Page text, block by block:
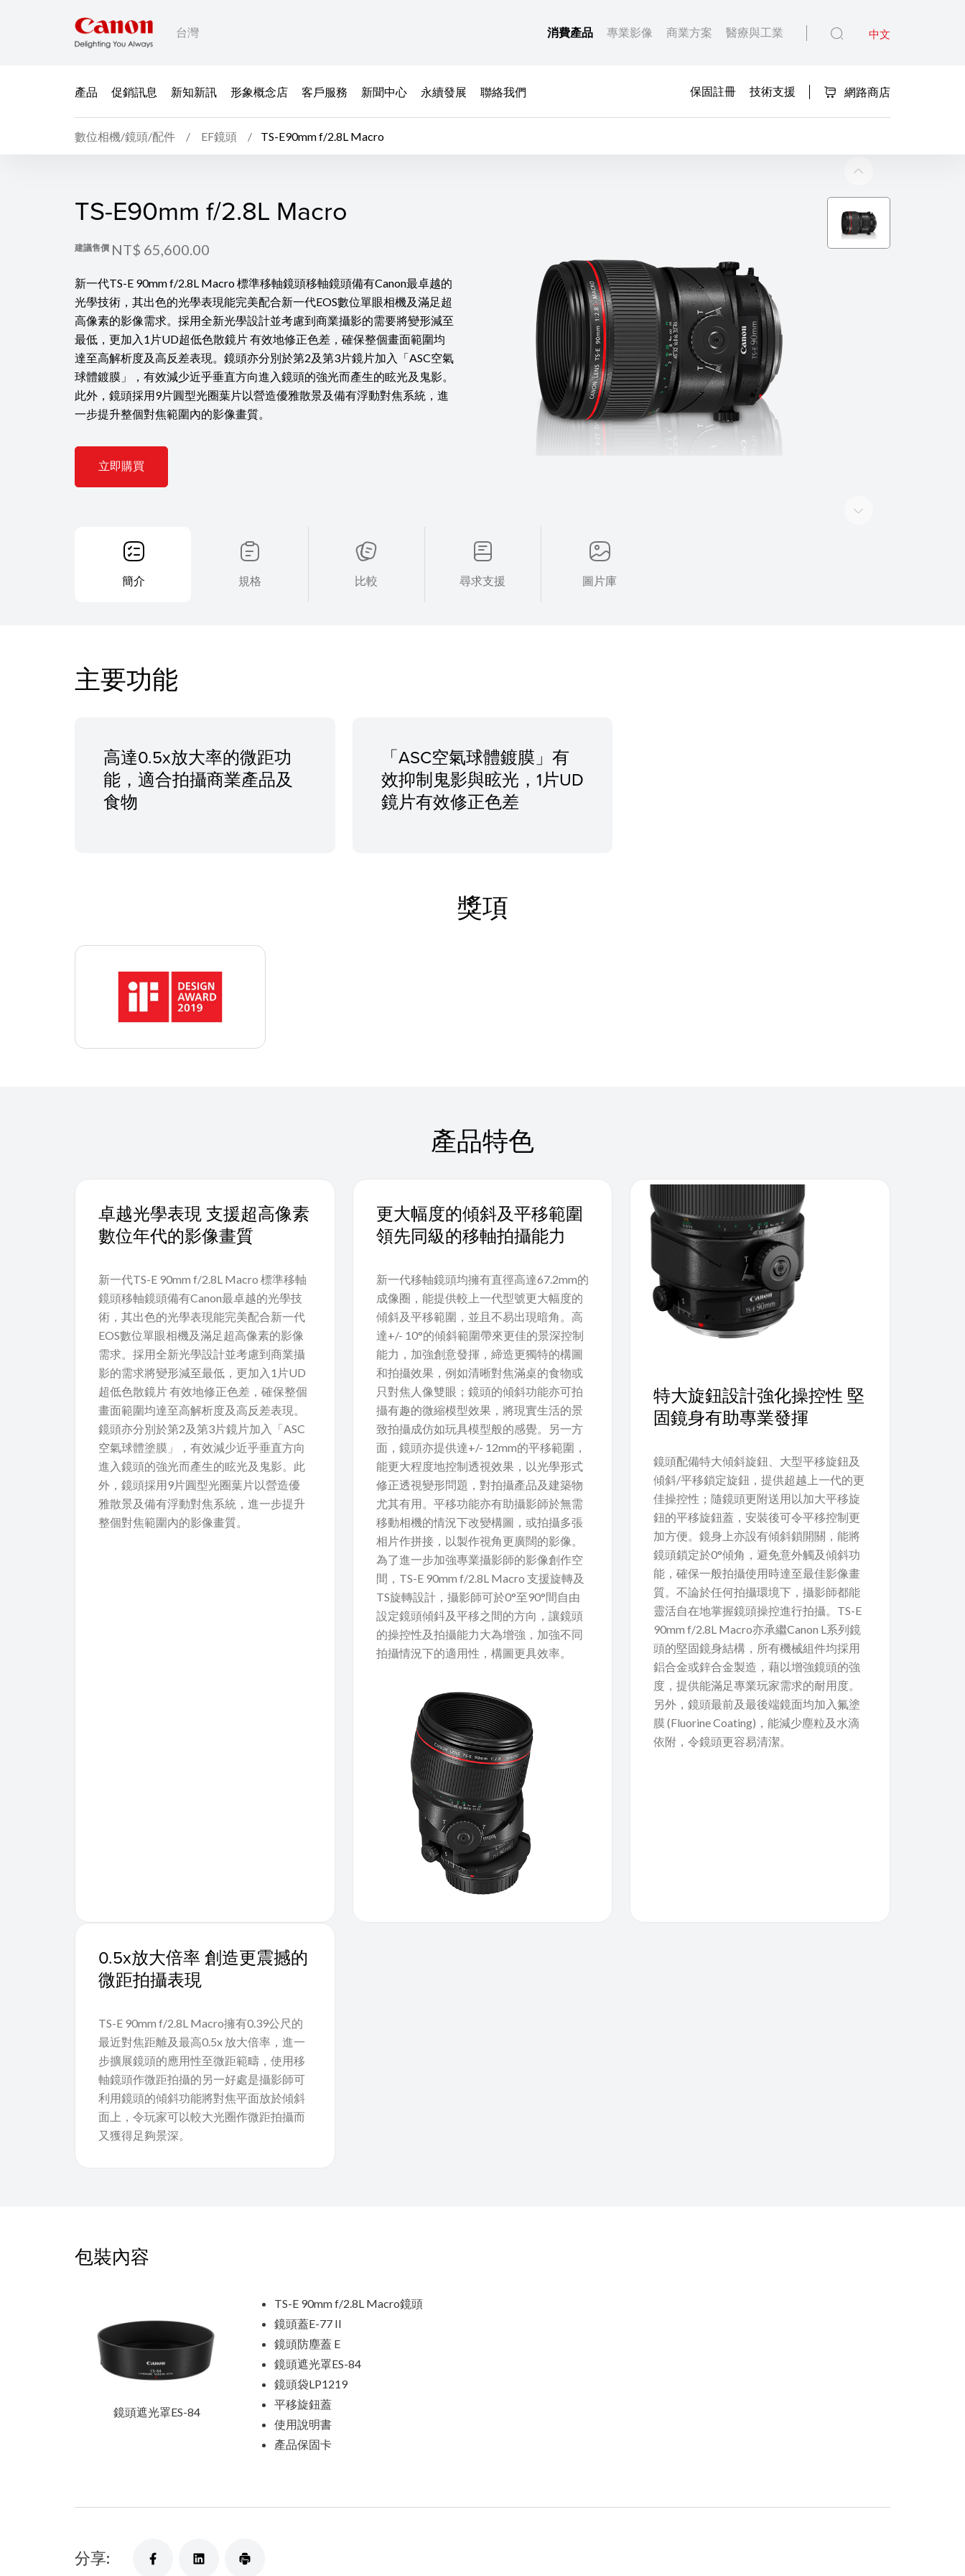
台灣 消費產品 專業影像 商業方案 醫療與工業 中文
產品 促銷訊息 新知新訊 形象概念店 客戶服務 新聞中心 永續發展 聯絡我們 保固註冊 技術支援 網路商店
數位相機/鏡頭/配件 EF鏡頭 TS-E90mm f/2.8L Macro
TS-E90mm f/2.8L Macro
TS-E90mm f/2.8L Macro
建議售價 NT$ 65,600.00
新一代TS-E 90mm f/2.8L Macro 標準移軸鏡頭移軸鏡頭備有Canon最卓越的
光學技術，其出色的光學表現能完美配合新一代EOS數位單眼相機及滿足超
高像素的影像需求。採用全新光學設計並考慮到商業攝影的需要將變形減至
最低，更加入1片UD超低色散鏡片 有效地修正色差，確保整個畫面範圍均
達至高解析度及高反差表現。鏡頭亦分別於第2及第3片鏡片加入「ASC空氣
球體鍍膜」，有效減少近乎垂直方向進入鏡頭的強光而產生的眩光及鬼影。
此外，鏡頭採用9片圓型光圈葉片以營造優雅散景及備有浮動對焦系統，進
一步提升整個對焦範圍內的影像畫質。
立即購買
簡介 規格 比較 尋求支援 圖片庫
主要功能
高達0.5x放大率的微距功
能，適合拍攝商業產品及
食物
「ASC空氣球體鍍膜」有
效抑制鬼影與眩光，1片UD
鏡片有效修正色差
獎項
產品特色
卓越光學表現 支援超高像素
數位年代的影像畫質
新一代TS-E 90mm f/2.8L Macro 標準移軸
鏡頭移軸鏡頭備有Canon最卓越的光學技
術，其出色的光學表現能完美配合新一代
EOS數位單眼相機及滿足超高像素的影像
需求。採用全新光學設計並考慮到商業攝
影的需求將變形減至最低，更加入1片UD
超低色散鏡片 有效地修正色差，確保整個
畫面範圍均達至高解析度及高反差表現。
鏡頭亦分別於第2及第3片鏡片加入「ASC
空氣球體塗膜」，有效減少近乎垂直方向
進入鏡頭的強光而產生的眩光及鬼影。此
外，鏡頭採用9片圓型光圈葉片以營造優
雅散景及備有浮動對焦系統，進一步提升
整個對焦範圍內的影像畫質。
更大幅度的傾斜及平移範圍
領先同級的移軸拍攝能力
新一代移軸鏡頭均擁有直徑高達67.2mm的
成像圈，能提供較上一代型號更大幅度的
傾斜及平移範圍，並且不易出現暗角。高
達+/- 10°的傾斜範圍帶來更佳的景深控制
能力，加強創意發揮，締造更獨特的構圖
和拍攝效果，例如清晰對焦滿桌的食物或
只對焦人像雙眼；鏡頭的傾斜功能亦可拍
攝有趣的微縮模型效果，將現實生活的景
致拍攝成仿如玩具模型般的感覺。另一方
面，鏡頭亦提供達+/- 12mm的平移範圍，
能更大程度地控制透視效果，以光學形式
修正透視變形問題，對拍攝產品及建築物
尤其有用。平移功能亦有助攝影師於無需
移動相機的情況下改變構圖，或拍攝多張
相片作拼接，以製作視角更廣闊的影像。
為了進一步加強專業攝影師的影像創作空
間，TS-E 90mm f/2.8L Macro 支援旋轉及
TS旋轉設計，攝影師可於0°至90°間自由
設定鏡頭傾鈄及平移之間的方向，讓鏡頭
的操控性及拍攝能力大為增強，加強不同
拍攝情況下的適用性，構圖更具效率。
特大旋鈕設計強化操控性 堅
固鏡身有助專業發揮
鏡頭配備特大傾斜旋鈕、大型平移旋鈕及
傾斜/平移鎖定旋鈕，提供超越上一代的更
佳操控性；隨鏡頭更附送用以加大平移旋
鈕的平移旋鈕蓋，安裝後可令平移控制更
加方便。鏡身上亦設有傾斜鎖開關，能將
鏡頭鎖定於0°傾角，避免意外觸及傾斜功
能，確保一般拍攝使用時達至最佳影像畫
質。不論於任何拍攝環境下，攝影師都能
靈活自在地掌握鏡頭操控進行拍攝。TS-E
90mm f/2.8L Macro亦承繼Canon L系列鏡
頭的堅固鏡身結構，所有機械組件均採用
鋁合金或鋅合金製造，藉以增強鏡頭的強
度，提供能滿足專業玩家需求的耐用度。
另外，鏡頭最前及最後端鏡面均加入氟塗
膜 (Fluorine Coating)，能減少塵粒及水滴
依附，令鏡頭更容易清潔。
0.5x放大倍率 創造更震撼的
微距拍攝表現
TS-E 90mm f/2.8L Macro擁有0.39公尺的
最近對焦距離及最高0.5x 放大倍率，進一
步擴展鏡頭的應用性至微距範疇，使用移
軸鏡頭作微距拍攝的另一好處是攝影師可
利用鏡頭的傾斜功能將對焦平面放於傾斜
面上，令玩家可以較大光圈作微距拍攝而
又獲得足夠景深。
包裝內容
鏡頭遮光罩ES-84
TS-E 90mm f/2.8L Macro鏡頭
鏡頭蓋E-77 II
鏡頭防塵蓋 E
鏡頭遮光罩ES-84
鏡頭袋LP1219
平移旋鈕蓋
使用說明書
產品保固卡
分享: